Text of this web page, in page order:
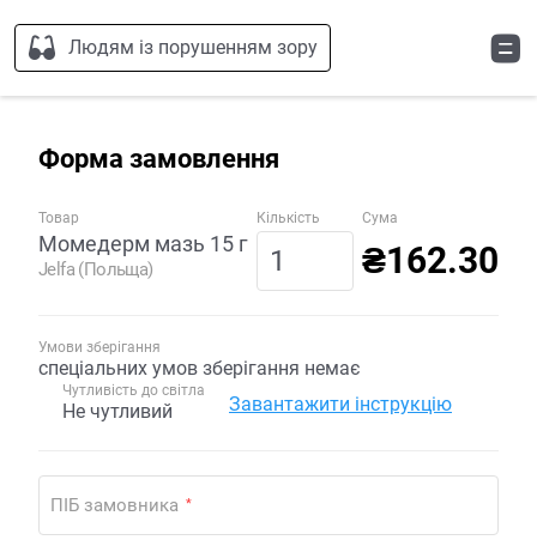
Людям із порушенням зору
Форма замовлення
Товар
Момедерм мазь 15 г
Jelfa (Польща)
Кількість Сума
₴162.30
Умови зберігання
спеціальних умов зберігання немає
Чутливість до світла
Не чутливий Завантажити інструкцію
ПІБ замовника *